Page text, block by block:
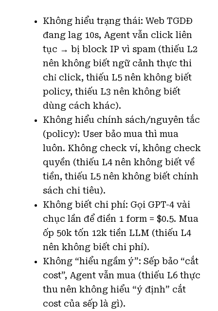
Không hiểu trạng thái: Web TGDĐ
đang lag 10s, Agent vẫn click liên
tục → bị block IP vì spam (thiếu L2
nên không biết ngữ cảnh thực thi
chỉ click, thiếu L5 nên không biết
policy, thiếu L3 nên không biết
dùng cách khác).
Không hiểu chính sách/nguyên tắc
(policy): User bảo mua thì mua
luôn. Không check ví, không check
quyền (thiếu L4 nên không biết về
tiền, thiếu L5 nên không biết chính
sách chi tiêu).
Không biết chi phí: Gọi GPT-4 vài
chục lần để điền 1 form = $0.5. Mua
ốp 50k tốn 12k tiền LLM (thiếu L4
nên không biết chi phí).
Không “hiểu ngầm ý”: Sếp bảo “cắt
cost”, Agent vẫn mua (thiếu L6 thực
thu nên không hiểu “ý định” cắt
cost của sếp là gì).